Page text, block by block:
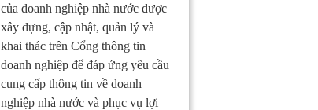
của doanh nghiệp nhà nước được
xây dựng, cập nhật, quản lý và
khai thác trên Cổng thông tin
doanh nghiệp để đáp ứng yêu cầu
cung cấp thông tin về doanh
nghiệp nhà nước và phục vụ lợi